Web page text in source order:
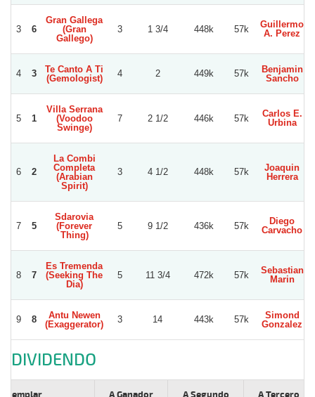
3 6
Gran Gallega
(Gran
Gallego)
3 1 3/4 448k 57k
Guillermo
A. Perez
4 3
Te Canto A Ti
(Gemologist)
4 2 449k 57k
Benjamin
Sancho
5 1
Villa Serrana
(Voodoo
Swinge)
7 2 1/2 446k 57k
Carlos E.
Urbina
6 2
La Combi
Completa
(Arabian
Spirit)
3 4 1/2 448k 57k
Joaquin
Herrera
7 5
Sdarovia
(Forever
Thing)
5 9 1/2 436k 57k
Diego
Carvacho
8 7
Es Tremenda
(Seeking The
Dia)
5 11 3/4 472k 57k
Sebastian
Marin
9 8
Antu Newen
(Exaggerator)
3 14 443k 57k
Simond
Gonzalez
DIVIDENDO